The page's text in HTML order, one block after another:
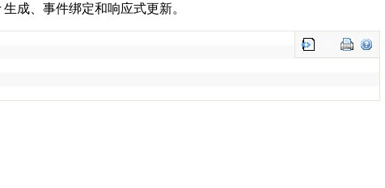
成、事件绑定和响应式更新。